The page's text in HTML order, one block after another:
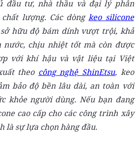
đầu tư, nhà thầu và đại lý phân
lượng. Các dòngkeo silicone
hữu độ bám dính vượt trội, khả
nước, chịu nhiệt tốt mà còn được
với khí hậu và vật liệu tại Việt
theo công nghệ ShinEtsu, keo
bảo độ bền lâu dài, an toàn với
khỏe người dùng. Nếu bạn đang
cao cấp cho các công trình xây
là sự lựa chọn hàng đầu.